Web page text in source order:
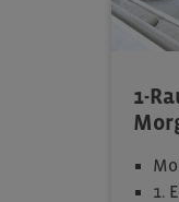
1-
1.